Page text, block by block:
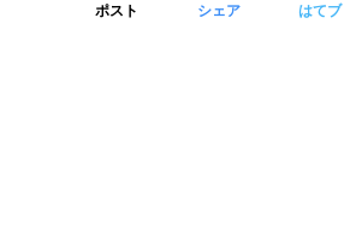
ポスト シェア はてブ